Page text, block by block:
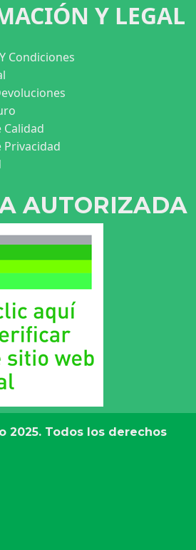
Y LEGAL
Condiciones
Calidad
Privacidad
AUTORIZADA
2025. Todos los derechos